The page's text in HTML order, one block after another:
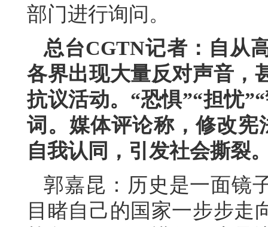
部门进行询问。
总台CGTN记者：自从
各界出现大量反对声音，
抗议活动。“恐惧”“担忧
词。媒体评论称，修改宪
自我认同，引发社会撕裂
郭嘉昆：历史是一面镜
目睹自己的国家一步步走